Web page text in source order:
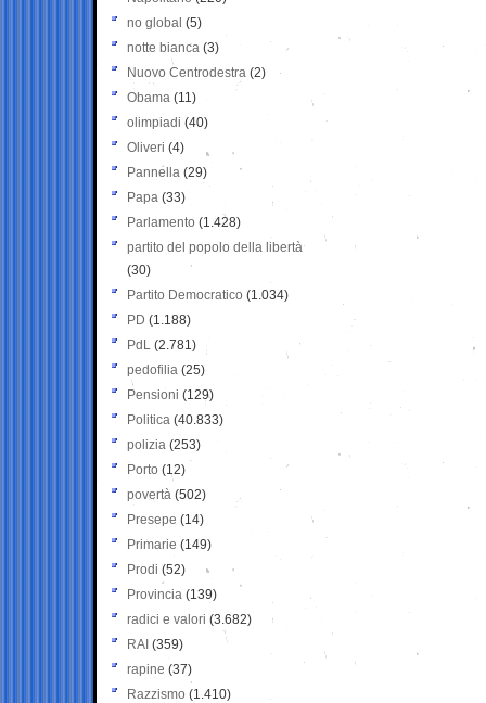
no global (5)
notte bianca (3)
Nuovo Centrodestra (2)
Obama (11)
olimpiadi (40)
Oliveri (4)
Pannella (29)
Papa (33)
Parlamento (1.428)
partito del popolo della libertà
(30)
Partito Democratico (1.034)
PD (1.188)
PdL (2.781)
pedofilia (25)
Pensioni (129)
Politica (40.833)
polizia (253)
Porto (12)
povertà (502)
Presepe (14)
Primarie (149)
Prodi (52)
Provincia (139)
radici e valori (3.682)
RAI (359)
rapine (37)
Razzismo (1.410)